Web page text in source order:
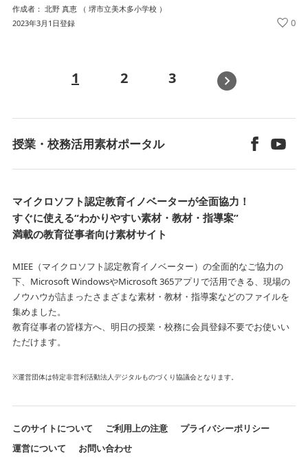
作成者： 北野 真恵 （ 堺市立美木多小学校 ）
2023年3月1日登録
0
1 2 3
授業・校務活用素材ポータル
マイクロソフト認定教育イノベーターが全面協力！
すぐに使える“わかりやすい素材・教材・指導案”
満載の教育従事者向け素材サイト
MIEE（マイクロソフト認定教育イノベーター）の全面的なご協力の
下、Microsoft WindowsやMicrosoft 365アプリで活用できる、 現場の
ノウハウが詰まったさまざまな素材・教材・指導案などのファイルを
集めました。
教育従事者の皆様方へ、明日の授業・校務に会員登録不要でお使いい
ただけます。
※運営団体は特定非営利活動法人デジタルものづくり協議会となります。
このサイトについて ご利用上の注意
プライバシーポリシー
運営について
お問い合わせ